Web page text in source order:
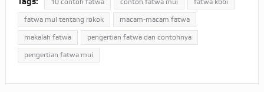
fatwa mui tentang rokok macam-macam fatwa
makalah fatwa pengertian fatwa dan contohnya
pengertian fatwa mui